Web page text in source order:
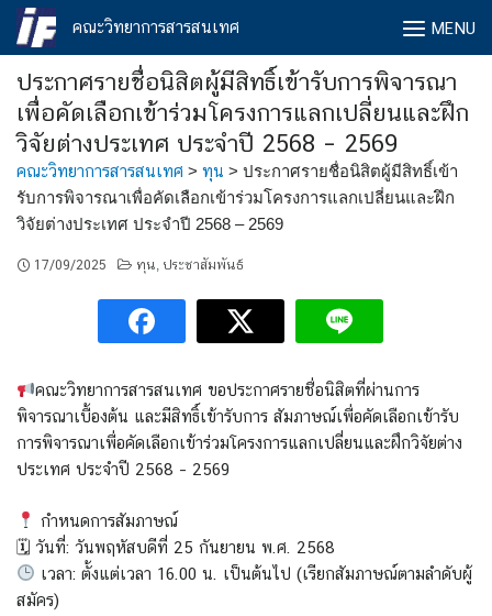
Skip
คณะวิทยาการสารสนเทศ MENU
ประกาศรายชื่อนิสิตผู้มีสิทธิ์เข้ารับการพิจารณา
เพื่อคัดเลือกเข้าร่วมโครงการแลกเปลี่ยนและฝึก
วิจัยต่างประเทศ ประจำปี 2568 – 2569
คณะวิทยาการสารสนเทศ > ทุน > ประกาศรายชื่อนิสิตผู้มีสิทธิ์เข้า
รับการพิจารณาเพื่อคัดเลือกเข้าร่วมโครงการแลกเปลี่ยนและฝึก
วิจัยต่างประเทศ ประจำปี 2568 – 2569
17/09/2025 ทุน, ประชาสัมพันธ์
คณะวิทยาการสารสนเทศ ขอประกาศรายชื่อนิสิตที่ผ่านการ
พิจารณาเบื้องต้น และมีสิทธิ์เข้ารับการ สัมภาษณ์เพื่อคัดเลือกเข้ารับ
การพิจารณาเพื่อคัดเลือกเข้าร่วมโครงการแลกเปลี่ยนและฝึกวิจัยต่าง
ประเทศ ประจำปี 2568 – 2569
กำหนดการสัมภาษณ์
🗓 วันที่: วันพฤหัสบดีที่ 25 กันยายน พ.ศ. 2568
เวลา: ตั้งแต่เวลา 16.00 น. เป็นต้นไป (เรียกสัมภาษณ์ตามลำดับผู้
สมัคร)